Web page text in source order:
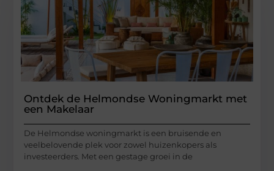
Ontdek de Helmondse Woningmarkt met
een Makelaar
De Helmondse woningmarkt is een bruisende en
veelbelovende plek voor zowel huizenkopers als
investeerders. Met een gestage groei in de